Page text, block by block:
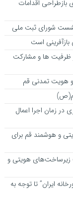
بازطراحی اقدامات
شورای ثبت ملی
است
ظرفیت ها و مشارکت
و هویت تمدنی قم
زمان اجرا اعمال
و هوشمند قم برای
زیرساخت‌های هویتی و
ایران” تا توجه به